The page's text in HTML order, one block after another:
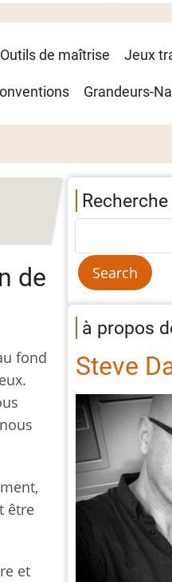
Outils de maîtrise Jeux
Grandeurs-
de
fond
être
et
Recherche
à propos
Steve